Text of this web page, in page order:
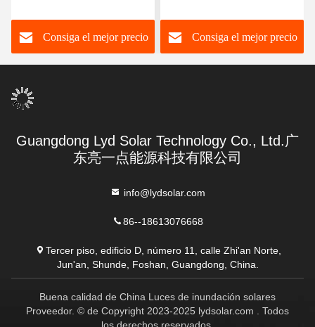
movimiento
Consiga el mejor precio
seguridad 4g
Consiga el mejor precio
Guangdong Lyd Solar Technology Co., Ltd.广
东亮一点能源科技有限公司
info@lydsolar.com
86--18613076668
Tercer piso, edificio D, número 11, calle Zhi'an Norte,
Jun'an, Shunde, Foshan, Guangdong, China.
Buena calidad de China Luces de inundación solares
Proveedor. © de Copyright 2023-2025 lydsolar.com . Todos